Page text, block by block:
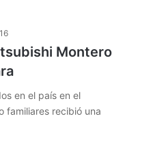
Montero
en el país en el
familiares recibió una